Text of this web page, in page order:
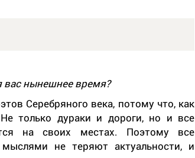
вас нынешнее время?
Серебряного века, потому что, как
только дураки и дороги, но и все
на своих местах. Поэтому все
не теряют актуальности, и